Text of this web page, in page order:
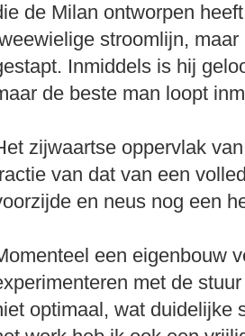
de Milan ontworpen
stroomlijn,
Inmiddels is hij
de beste man loopt
zijwaartse oppervlak
van dat van een
en neus nog een
een eigenbouw
met de
optimaal, wat duidelijke